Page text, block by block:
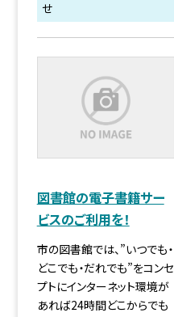
せ
図書館の電子書籍サー
ビスのご利用を！
市の図書館では、”いつでも・
どこでも・だれでも”をコンセ
プトにインターネット環境が
あれば24時間どこからでも